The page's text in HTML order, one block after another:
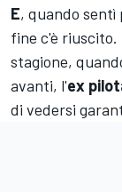
E, quando sentì
fine c'è riuscito.
stagione,
avanti, l'ex
di vedersi